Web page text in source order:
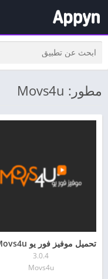
مطور: Movs4u
3.0.4
Movs4u